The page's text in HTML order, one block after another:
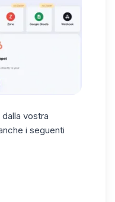
vostra
i seguenti